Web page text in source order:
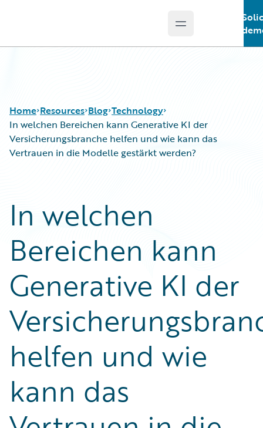
Open main menu
Home Resources
Blog
Help and Support
Insurance Technology FAQ
Blog
Customer Viewpoint
Developers
Intelligent Experience
Technology
Trends
Technology
In welchen Bereichen kann Generative KI der
Versicherungsbranche helfen und wie kann das
Vertrauen in die Modelle gestärkt werden?
In welchen
Bereichen kann
Generative KI der
helfen und wie
kann das